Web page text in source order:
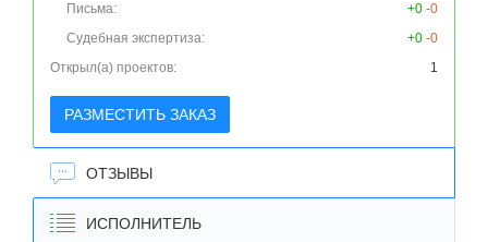
Письма:
+0 -0
Судебная экспертиза:
+0 -0
Открыл(а) проектов:
1
РАЗМЕСТИТЬ ЗАКАЗ
ОТЗЫВЫ
ИСПОЛНИТЕЛЬ